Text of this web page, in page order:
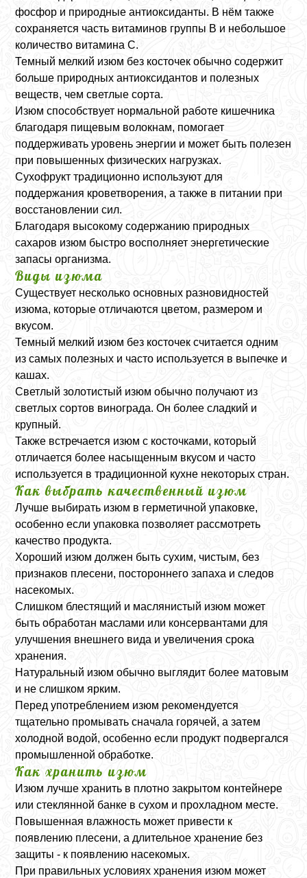
фосфор и природные антиоксиданты. В нём также
сохраняется часть витаминов группы B и небольшое
количество витамина C.
Темный мелкий изюм без косточек обычно содержит
больше природных антиоксидантов и полезных
веществ, чем светлые сорта.
Изюм способствует нормальной работе кишечника
благодаря пищевым волокнам, помогает
поддерживать уровень энергии и может быть полезен
при повышенных физических нагрузках.
Сухофрукт традиционно используют для
поддержания кроветворения, а также в питании при
восстановлении сил.
Благодаря высокому содержанию природных
сахаров изюм быстро восполняет энергетические
запасы организма.
Виды изюма
Существует несколько основных разновидностей
изюма, которые отличаются цветом, размером и
вкусом.
Темный мелкий изюм без косточек считается одним
из самых полезных и часто используется в выпечке и
кашах.
Светлый золотистый изюм обычно получают из
светлых сортов винограда. Он более сладкий и
крупный.
Также встречается изюм с косточками, который
отличается более насыщенным вкусом и часто
используется в традиционной кухне некоторых стран.
Как выбрать качественный изюм
Лучше выбирать изюм в герметичной упаковке,
особенно если упаковка позволяет рассмотреть
качество продукта.
Хороший изюм должен быть сухим, чистым, без
признаков плесени, постороннего запаха и следов
насекомых.
Слишком блестящий и маслянистый изюм может
быть обработан маслами или консервантами для
улучшения внешнего вида и увеличения срока
хранения.
Натуральный изюм обычно выглядит более матовым
и не слишком ярким.
Перед употреблением изюм рекомендуется
тщательно промывать сначала горячей, а затем
холодной водой, особенно если продукт подвергался
промышленной обработке.
Как хранить изюм
Изюм лучше хранить в плотно закрытом контейнере
или стеклянной банке в сухом и прохладном месте.
Повышенная влажность может привести к
появлению плесени, а длительное хранение без
защиты - к появлению насекомых.
При правильных условиях хранения изюм может